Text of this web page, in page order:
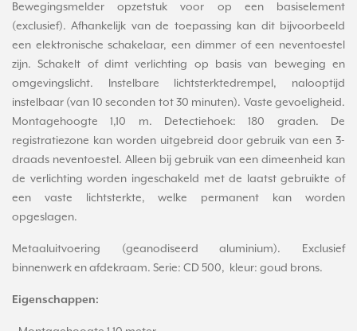
Bewegingsmelder opzetstuk voor op een basiselement
(exclusief). Afhankelijk van de toepassing kan dit bijvoorbeeld
een elektronische schakelaar, een dimmer of een neventoestel
zijn. Schakelt of dimt verlichting op basis van beweging en
omgevingslicht. Instelbare lichtsterktedrempel, nalooptijd
instelbaar (van 10 seconden tot 30 minuten). Vaste gevoeligheid.
Montagehoogte 1,10 m. Detectiehoek: 180 graden. De
registratiezone kan worden uitgebreid door gebruik van een 3-
draads neventoestel. Alleen bij gebruik van een dimeenheid kan
de verlichting worden ingeschakeld met de laatst gebruikte of
een vaste lichtsterkte, welke permanent kan worden
opgeslagen.
Metaaluitvoering (geanodiseerd aluminium). Exclusief
binnenwerk en afdekraam. Serie: CD 500, kleur: goud brons.
Eigenschappen: